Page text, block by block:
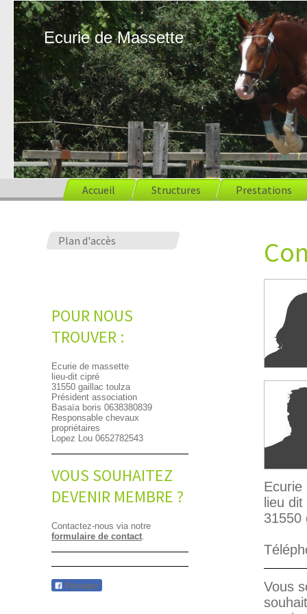
Ecurie de Massette
Accueil Structures Prestations
Plan d'accès
POUR NOUS
TROUVER :
Ecurie de massette
lieu-dit cipré
31550 gaillac toulza
Président association
Basaïa boris 0638380839
Responsable chevaux
propriétaires
Lopez Lou 0652782543
VOUS SOUHAITEZ
DEVENIR MEMBRE ?
Contactez-nous via notre
formulaire de contact.
Partager
Ecurie
lieu
31550
Vous